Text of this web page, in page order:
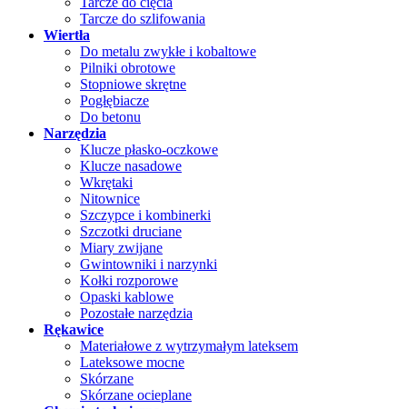
Tarcze do szlifowania
Wiertła
Do metalu zwykłe i kobaltowe
Pilniki obrotowe
Stopniowe skrętne
Pogłębiacze
Do betonu
Narzędzia
Klucze płasko-oczkowe
Klucze nasadowe
Wkrętaki
Nitownice
Szczypce i kombinerki
Szczotki druciane
Miary zwijane
Gwintowniki i narzynki
Kołki rozporowe
Opaski kablowe
Pozostałe narzędzia
Rękawice
Materiałowe z wytrzymałym lateksem
Lateksowe mocne
Skórzane
Skórzane ocieplane